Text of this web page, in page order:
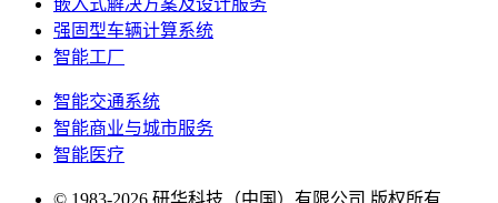
嵌入式解决方案及设计服务
强固型车辆计算系统
智能工厂
智能交通系统
智能商业与城市服务
智能医疗
© 1983-2026 研华科技（中国）有限公司 版权所有